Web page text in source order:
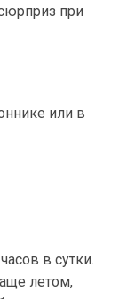
при
или в
в сутки.
летом,